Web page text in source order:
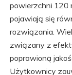
powierzchni 120
pojawiają się
rozwiązania.
związany z
poprawioną
Użytkownicy